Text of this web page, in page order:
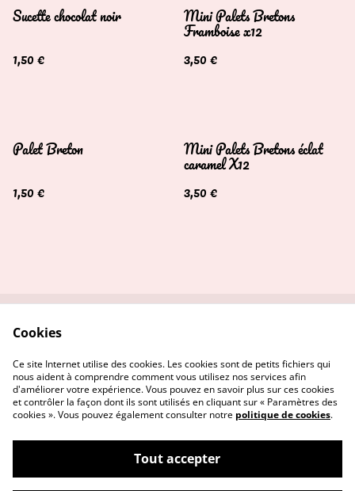
Sucette chocolat noir
1,50 €
Mini Palets Bretons
Framboise x12
3,50 €
Palet Breton
1,50 €
Mini Palets Bretons éclat
caramel X12
3,50 €
Politique de
confidentialité
Politique de cookies
©2026Mme biscuit
Cookies
Ce site Internet utilise des cookies. Les cookies sont de petits fichiers qui
nous aident à comprendre comment vous utilisez nos services afin
d'améliorer votre expérience. Vous pouvez en savoir plus sur ces cookies
et contrôler la façon dont ils sont utilisés en cliquant sur « Paramètres des
cookies ». Vous pouvez également consulter notre politique de cookies.
Tout accepter